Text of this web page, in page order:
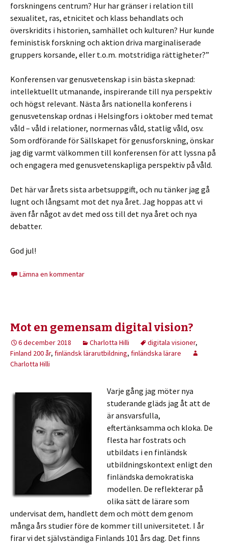
forskningens centrum? Hur har gränser i relation till
sexualitet, ras, etnicitet och klass behandlats och
överskridits i historien, samhället och kulturen? Hur kunde
feministisk forskning och aktion driva marginaliserade
gruppers korsande, eller t.o.m. motstridiga rättigheter?”
Konferensen var genusvetenskap i sin bästa skepnad:
intellektuellt utmanande, inspirerande till nya perspektiv
och högst relevant. Nästa års nationella konferens i
genusvetenskap ordnas i Helsingfors i oktober med temat
våld – våld i relationer, normernas våld, statlig våld, osv.
Som ordförande för Sällskapet för genusforskning, önskar
jag dig varmt välkommen till konferensen för att lyssna på
och engagera med genusvetenskapliga perspektiv på våld.
Det här var årets sista arbetsuppgift, och nu tänker jag gå
lugnt och långsamt mot det nya året. Jag hoppas att vi
även får något av det med oss till det nya året och nya
debatter.
God jul!
Lämna en kommentar
Mot en gemensam digital vision?
6 december 2018 Charlotta Hilli digitala visioner,
Finland 200 år, finländsk lärarutbildning, finländska lärare
Charlotta Hilli
Varje gång jag möter nya
studerande gläds jag åt att de
är ansvarsfulla,
eftertänksamma och kloka. De
flesta har fostrats och
utbildats i en finländsk
utbildningskontext enligt den
finländska demokratiska
modellen. De reflekterar på
olika sätt de lärare som
undervisat dem, handlett dem och mött dem genom
många års studier före de kommer till universitetet. I år
firar vi det självständiga Finlands 101 års dag. Det finns